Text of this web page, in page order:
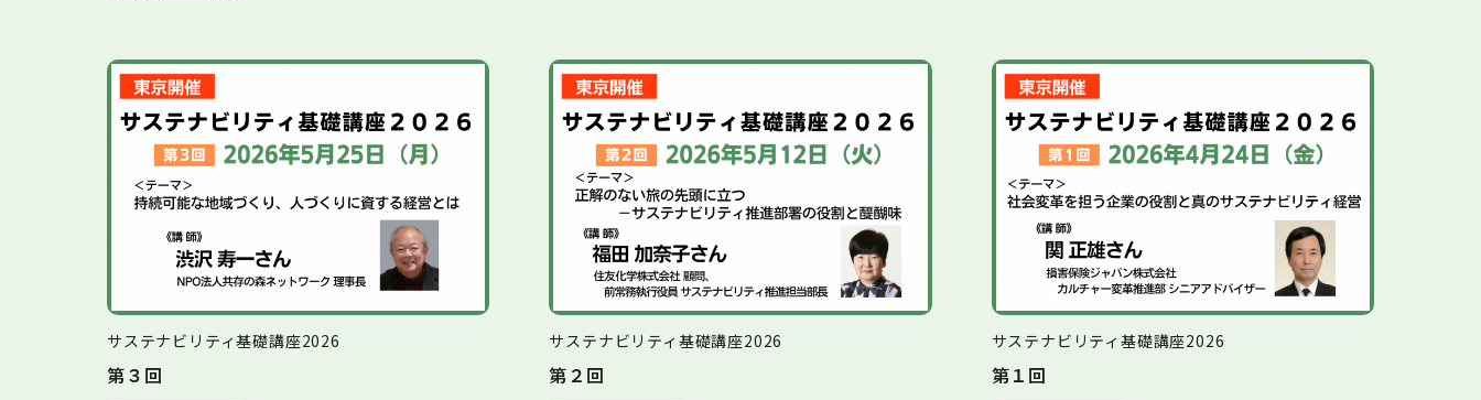
サステナビリティ基礎講座2026
第３回
サステナビリティ基礎講座2026
第２回
サステナビリティ基礎講座2026
第１回